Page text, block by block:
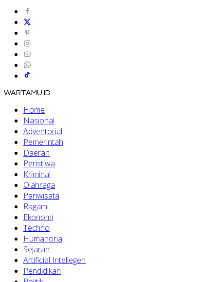
WARTAMU.ID
Home
Nasional
Adventorial
Pemerintah
Daerah
Peristiwa
Kriminal
Olahraga
Pariwisata
Ragam
Ekonomi
Techno
Humanoria
Sejarah
Artificial Intellegen
Pendidikan